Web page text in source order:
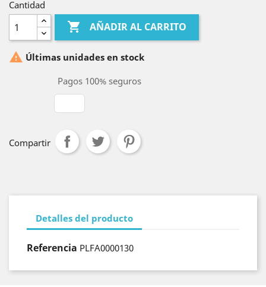
Cantidad
 AÑADIR AL CARRITO
 Últimas unidades en stock
Pagos 100% seguros
Compartir
Detalles del producto
Referencia PLFA0000130